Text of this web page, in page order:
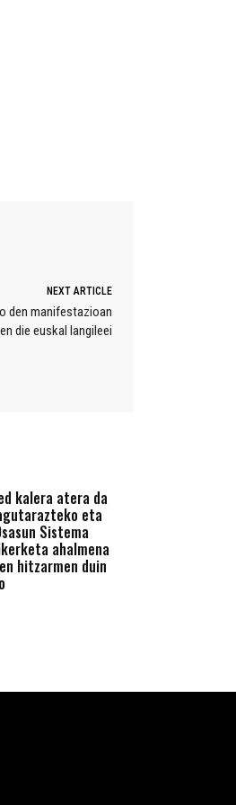
NEXT ARTICLE
den manifestazioan
die euskal langileei
kalera atera da
eta
Sistema
ahalmena
hitzarmen duin